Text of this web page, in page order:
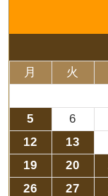
月
火
5
6
12
13
19
20
26
27